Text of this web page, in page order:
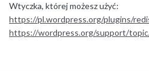
Wtyczka, której możesz użyć:
https://pl.wordpress.org/plugins/
https://wordpress.org/support/